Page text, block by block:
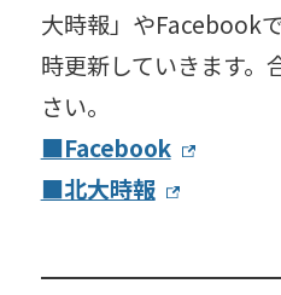
大時報」やFacebook
時更新していきます。
さい。
■Facebook
■北大時報